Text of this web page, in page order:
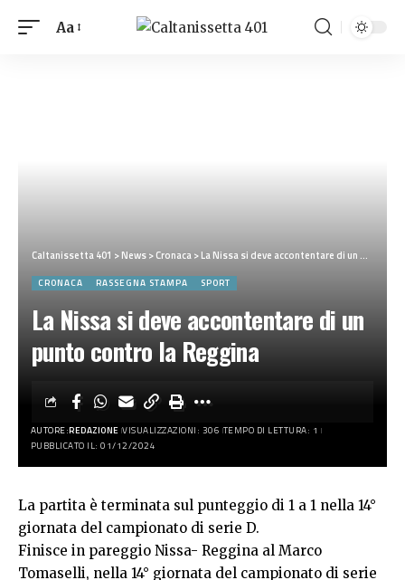
Aa
Caltanissetta 401 >News>Cronaca>La Nissa si deve accontentare di un punto contro la Reggina
CRONACA RASSEGNA STAMPA SPORT
La Nissa si deve accontentare di un
punto contro la Reggina
AUTORE:REDAZIONE VISUALIZZAZIONI: 306 TEMPO DI LETTURA: 1
PUBBLICATO IL: 01/12/2024
La partita è terminata sul punteggio di 1 a 1 nella 14°
giornata del campionato di serie D.
Finisce in pareggio Nissa- Reggina al Marco
Tomaselli, nella 14° giornata del campionato di serie